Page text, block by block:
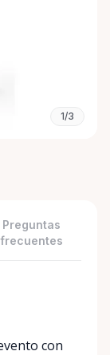
1/3
Preguntas
frecuentes
con